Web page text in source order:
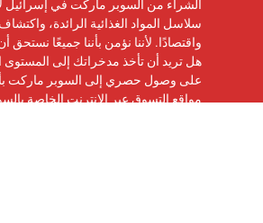
الشراء من السوبر ماركت في إسرائيل
سلاسل المواد الغذائية الرائدة،
واقتصادًا. لأننا نؤمن بأننا جميعًا
هل تريد أن تأخذ مدخراتك إلى المستوى
على وصول حصري إلى السوبر ماركت
مواقع التسوق عبر الإنترنت الخاصة